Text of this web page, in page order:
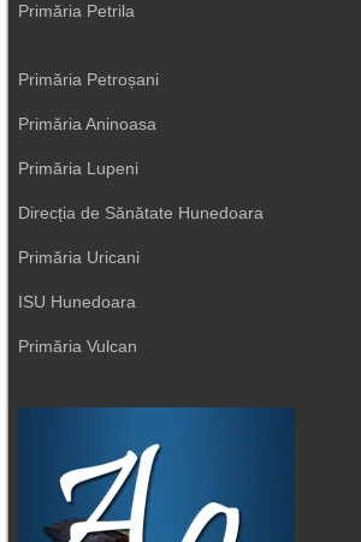
Primăria Petrila
Primăria Petroșani
Primăria Aninoasa
Primăria Lupeni
Direcția de Sănătate Hunedoara
Primăria Uricani
ISU Hunedoara
Primăria Vulcan